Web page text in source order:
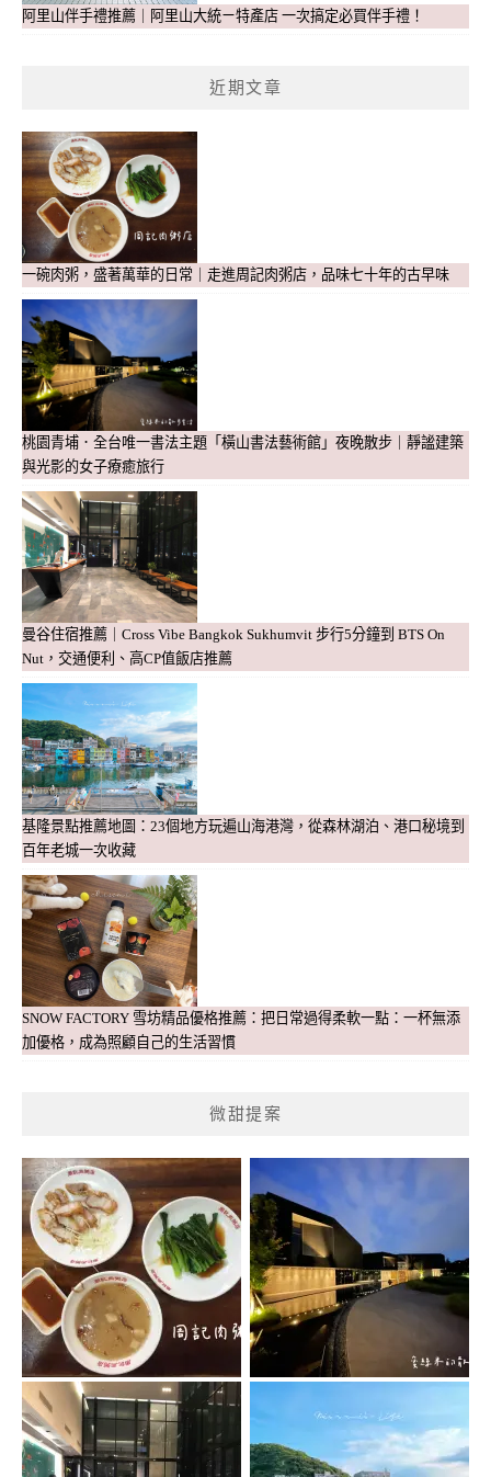
阿里山伴手禮推薦｜阿里山大統ㄧ特產店 一次搞定必買伴手禮！
近期文章
一碗肉粥，盛著萬華的日常｜走進周記肉粥店，品味七十年的古早味
桃園青埔．全台唯一書法主題「橫山書法藝術館」夜晚散步｜靜謐建築
與光影的女子療癒旅行
曼谷住宿推薦｜Cross Vibe Bangkok Sukhumvit 步行5分鐘到 BTS On
Nut，交通便利、高CP值飯店推薦
基隆景點推薦地圖：23個地方玩遍山海港灣，從森林湖泊、港口秘境到
百年老城一次收藏
SNOW FACTORY 雪坊精品優格推薦：把日常過得柔軟一點：一杯無添
加優格，成為照顧自己的生活習慣
微甜提案